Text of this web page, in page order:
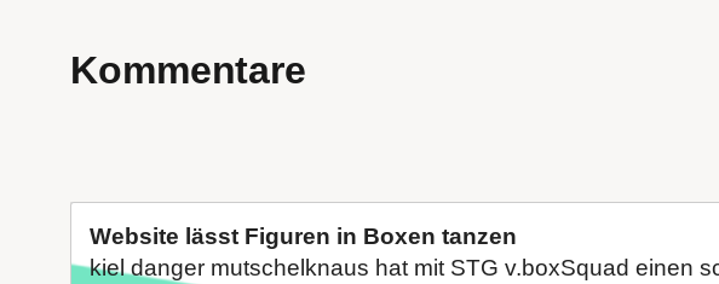
Kommentare
Website lässt Figuren in Boxen tanzen
kiel danger mutschelknaus hat mit STG v.boxSquad einen